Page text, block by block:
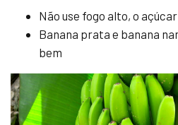
Não use fogo alto, o
Banana prata e banana
bem